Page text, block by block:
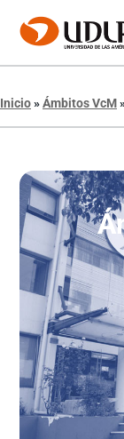
Inicio»Ámbitos VcM